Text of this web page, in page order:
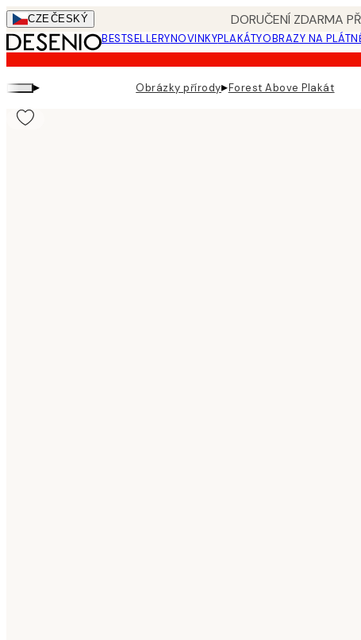
Skip
to
main
content.
CZEČESKÝ DORUČENÍ ZDARMA
BESTSELLERYNOVINKYPLAKÁTYOBRAZY NA
▸ Obrázky přírody▸Forest Above Plakát